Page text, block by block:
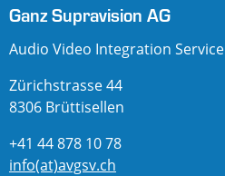
Ganz Supravision AG
Audio Video Integration Service
Zürichstrasse 44
8306 Brüttisellen
+41 44 878 10 78
info(at)avgsv.ch